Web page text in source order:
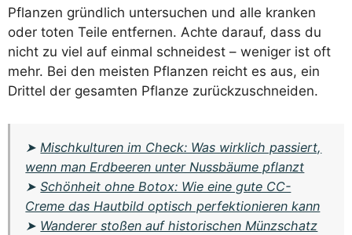
Pflanzen gründlich untersuchen und alle kranken
oder toten Teile entfernen. Achte darauf, dass du
nicht zu viel auf einmal schneidest – weniger ist oft
mehr. Bei den meisten Pflanzen reicht es aus, ein
Drittel der gesamten Pflanze zurückzuschneiden.
➤ Mischkulturen im Check: Was wirklich passiert,
wenn man Erdbeeren unter Nussbäume pflanzt
➤Schönheit ohne Botox: Wie eine gute CC-
Creme das Hautbild optisch perfektionieren kann
➤ Wanderer stoßen auf historischen Münzschatz